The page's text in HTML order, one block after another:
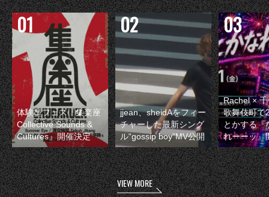
体験型フェス『集楽座
Collective Sounds &
Cultures』開催決定
jjean、sheidAをフィー
チャーした最新シング
ル“gossip boy”MV公開
Rachel ×
歌舞伎町で
とかする『
れーーッ』
VIEW MORE